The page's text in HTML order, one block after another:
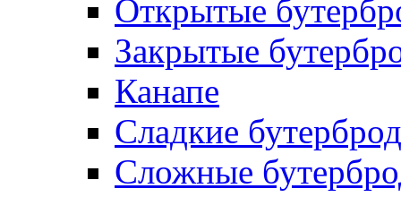
Открытые
Закрытые
Канапе
Сладкие
Сложные